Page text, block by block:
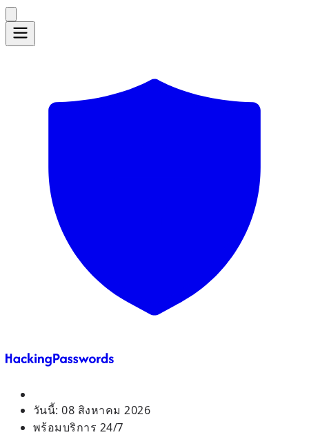
วันนี้: 08 สิงหาคม 2026
พร้อมบริการ 24/7